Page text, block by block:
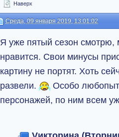
Наверх
Среда, 09 января 2019, 13:01:02
Я уже пятый сезон смотрю,
нравится. Свои минусы
картину не портят. Хоть
развели.
Особо
персонажей, по ним всем